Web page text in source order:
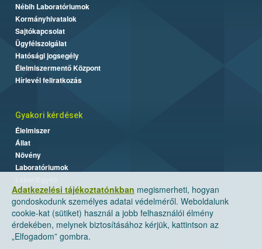
Adatkezelési tájékoztatónkban megismerheti, hogyan
gondoskodunk személyes adatai védelméről. Weboldalunk
cookie-kat (sütiket) használ a jobb felhasználói élmény
érdekében, melynek biztosításához kérjük, kattintson az
„Elfogadom” gombra.
Nébih Laboratóriumok
Kormányhivatalok
Sajtókapcsolat
Ügyfélszolgálat
Hatósági jogsegély
Élelmiszermentő Központ
Hírlevél feliratkozás
Gyakori kérdések
Élelmiszer
Állat
Növény
Laboratóriumok